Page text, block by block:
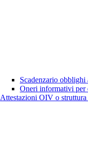
Scadenzario
Oneri informativi per
Attestazioni OIV o struttura